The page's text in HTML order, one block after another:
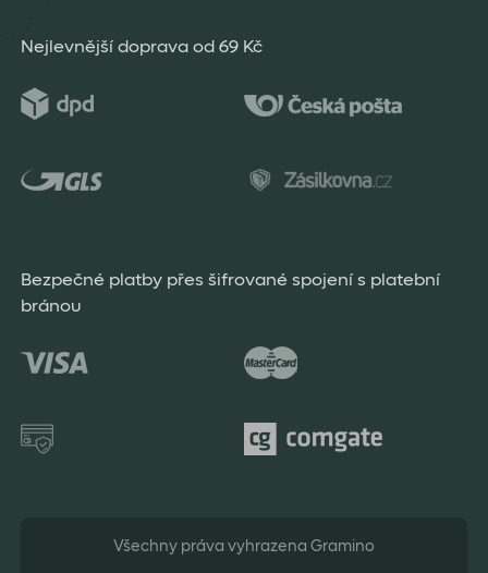
Nejlevnější doprava od 69 Kč
Bezpečné platby přes šifrované spojení s platební
bránou
Všechny práva vyhrazena Gramino